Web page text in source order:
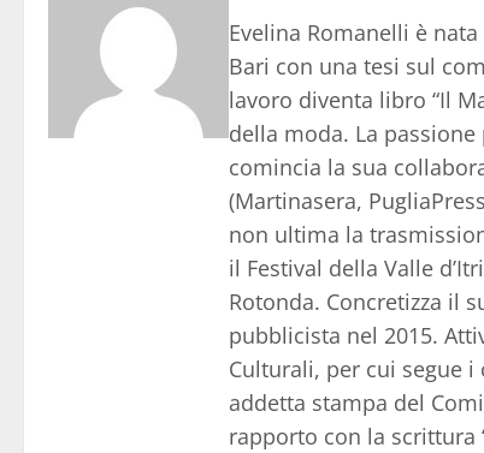
Evelina Romanelli è
Bari con una tesi sul
lavoro diventa libro “Il
della moda. La passione
comincia la sua
(Martinasera,
non ultima la
il Festival della Valle
Rotonda. Concretizza il
pubblicista nel 2015.
Culturali, per cui segue
addetta stampa del
rapporto con la scrittura